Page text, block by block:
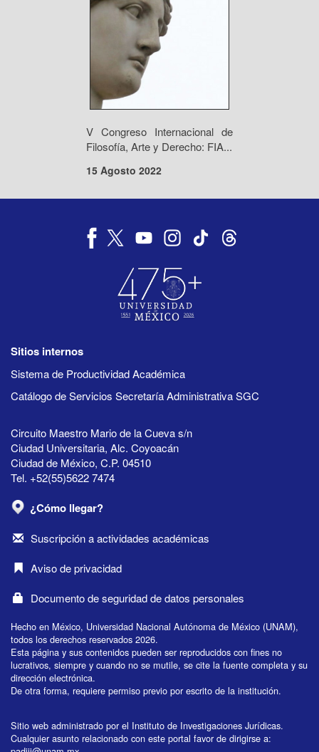
V Congreso Internacional de
Filosofía, Arte y Derecho: FIA...
15 Agosto 2022
Sitios internos
Sistema de Productividad Académica
Catálogo de Servicios Secretaría Administrativa SGC
Circuito Maestro Mario de la Cueva s/n
Ciudad Universitaria, Alc. Coyoacán
Ciudad de México, C.P. 04510
Tel. +52(55)5622 7474
¿Cómo llegar?
Suscripción a actividades académicas
Aviso de privacidad
Documento de seguridad de datos personales
Hecho en México, Universidad Nacional Autónoma de México (UNAM),
todos los derechos reservados 2026.
Esta página y sus contenidos pueden ser reproducidos con fines no
lucrativos, siempre y cuando no se mutile, se cite la fuente completa y su
dirección electrónica.
De otra forma, requiere permiso previo por escrito de la institución.
Sitio web administrado por el Instituto de Investigaciones Jurídicas.
Cualquier asunto relacionado con este portal favor de dirigirse a: